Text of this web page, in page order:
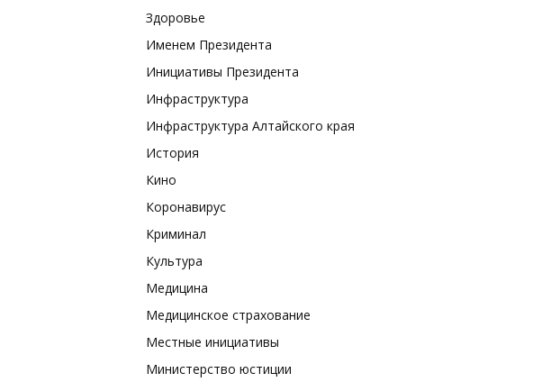
Здоровье
Именем Президента
Инициативы Президента
Инфраструктура
Инфраструктура Алтайского края
История
Кино
Коронавирус
Криминал
Культура
Медицина
Медицинское страхование
Местные инициативы
Министерство юстиции